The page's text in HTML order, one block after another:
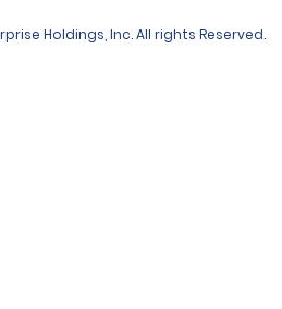
Holdings, Inc. All rights Reserved.